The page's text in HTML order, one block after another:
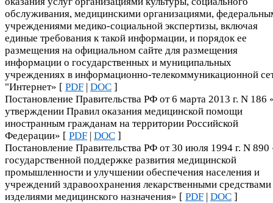
обслуживания, медицинскими организациями,
учреждениями медико-социальной экспертизы, включая
единые требования к такой информации, и порядок ее
размещения на официальном сайте для размещения
информации о государственных и муниципальных
учреждениях в информационно-телекоммуникационной
"Интернет» [ PDF | DOC ]
Постановление Правительства РФ от 6 марта 2013 г. N 186
утверждении Правил оказания медицинской помощи
иностранным гражданам на территории Российской
Федерации» [ PDF | DOC ]
Постановление Правительства РФ от 30 июля 1994 г. N
государственной поддержке развития медицинской
промышленности и улучшении обеспечения населения и
учреждений здравоохранения лекарственными
изделиями медицинского назначения» [ PDF | DOC ]